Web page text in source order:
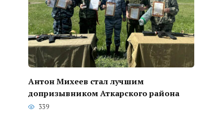
Антон Михеев стал лучшим
допризывником Аткарского района
339